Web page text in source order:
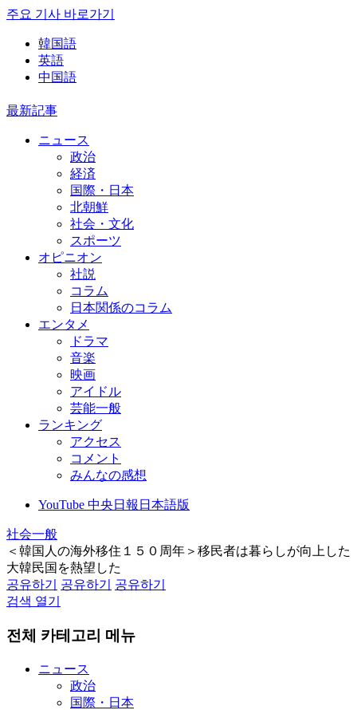
주요 기사 바로가기
韓国語
英語
中国語
最新記事
ニュース
政治
経済
国際・日本
北朝鮮
社会・文化
スポーツ
オピニオン
社説
コラム
日本関係のコラム
エンタメ
ドラマ
音楽
映画
アイドル
芸能一般
ランキング
アクセス
コメント
みんなの感想
YouTube 中央日報日本語版
社会一般
＜韓国人の海外移住１５０周年＞移民者は暮らしが向上した
大韓民国を熱望した
공유하기
공유하기
공유하기
검색 열기
전체 카테고리 메뉴
ニュース
政治
国際・日本